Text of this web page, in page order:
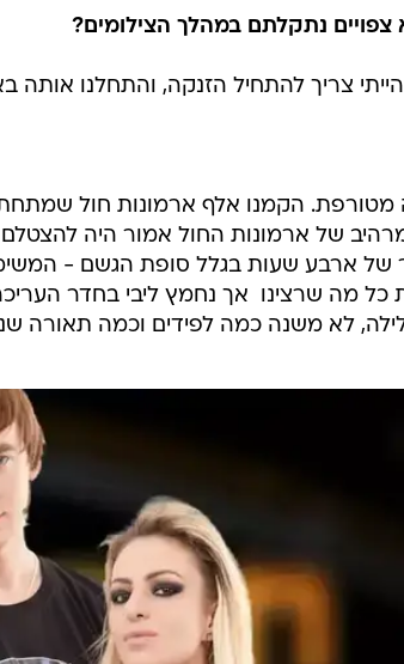
צפויים נתקלתם במהלך הצילומים?
צריך להתחיל הזנקה, והתחלנו אותה
מטורפת. הקמנו אלף ארמונות חול
של ארמונות החול אמור היה להצטלם
של ארבע שעות בגלל סופת הגשם -
כל מה שרצינו  אך נחמץ ליבי בחדר
לא משנה כמה לפידים וכמה תאורה